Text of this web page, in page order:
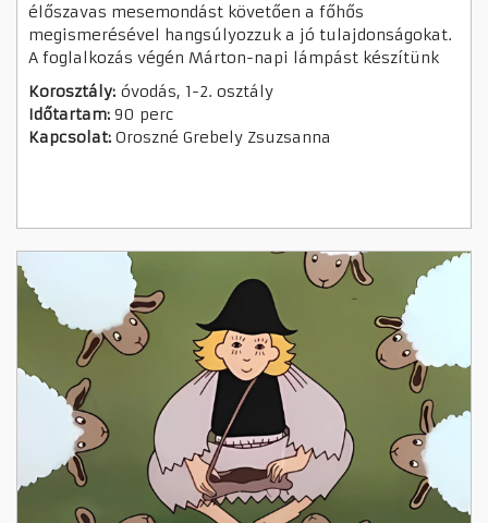
élőszavas mesemondást követően a főhős
megismerésével hangsúlyozzuk a jó tulajdonságokat.
A foglalkozás végén Márton-napi lámpást készítünk
Korosztály: óvodás, 1-2. osztály
Időtartam: 90 perc
Kapcsolat: Oroszné Grebely Zsuzsanna